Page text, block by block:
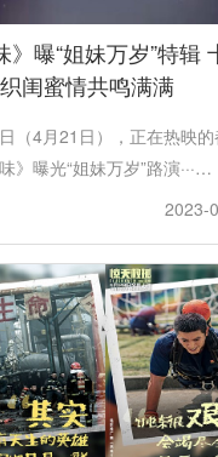
曝“姐妹万岁”特辑
闺蜜情共鸣满满
（4月21日），正在热映
》曝光“姐妹万岁”路演···…
2023-